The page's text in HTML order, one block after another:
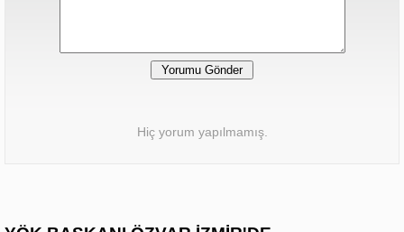
Hiç yorum yapılmamış.